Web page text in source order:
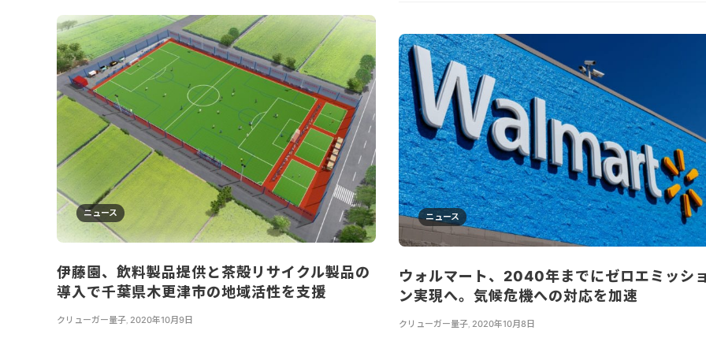
ニュース
伊藤園、飲料製品提供と茶殻リサイクル製品の
導入で千葉県木更津市の地域活性を支援
クリューガー量子, 2020年10月9日
ニュース
ウォルマート、2040年までにゼロエミッシ
ン実現へ。気候危機への対応を加速
クリューガー量子 2020年10月8日